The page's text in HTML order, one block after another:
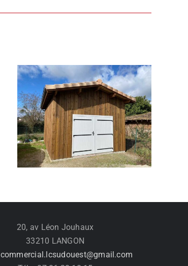
Pergola bioclimatique en
bois
20, av Léon Jouhaux
33210 LANGON
commercial.lcsudouest@gmail.com